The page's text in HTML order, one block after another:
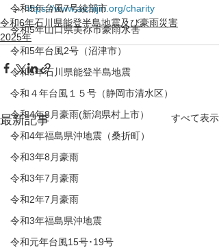
令和5年台風7号綾部市
令和5年山口県美祢市豪雨水害
令和5年台風2号（沼津市）
令和5年石川県能登半島地震
令和４年台風１５号（静岡市清水区）
令和4年8月豪雨(新潟県村上市）
令和4年福島県沖地震（桑折町）
令和3年8月豪雨
令和3年7月豪雨
令和2年7月豪雨
令和3年福島県沖地震
令和元年台風15号･19号
→ https://www.aichijin.org/charity
令和6年石川県能登半島地震及び豪雨災害
2025年
最新記事 すべて表示